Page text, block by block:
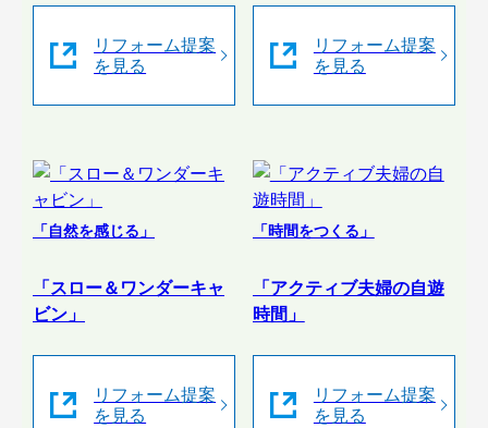
リフォーム提案
を見る
リフォーム提案
を見る
「自然を感じる」
「スロー＆ワンダーキャ
ビン」
リフォーム提案
を見る
「時間をつくる」
「アクティブ夫婦の自遊
時間」
リフォーム提案
を見る